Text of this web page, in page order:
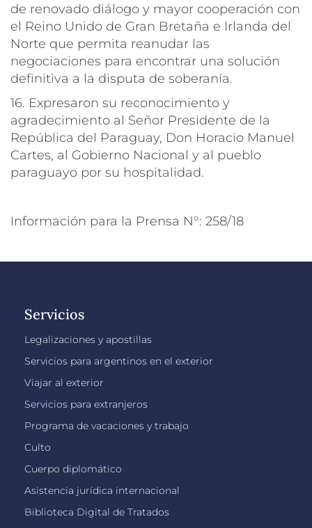
de renovado diálogo y mayor cooperación con
el Reino Unido de Gran Bretaña e Irlanda del
Norte que permita reanudar las
negociaciones para encontrar una solución
definitiva a la disputa de soberanía.
16. Expresaron su reconocimiento y
agradecimiento al Señor Presidente de la
República del Paraguay, Don Horacio Manuel
Cartes, al Gobierno Nacional y al pueblo
paraguayo por su hospitalidad.
Información para la Prensa N°: 258/18
Servicios
Legalizaciones y apostillas
Servicios para argentinos en el exterior
Viajar al exterior
Servicios para extranjeros
Programa de vacaciones y trabajo
Culto
Cuerpo diplomático
Asistencia jurídica internacional
Biblioteca Digital de Tratados